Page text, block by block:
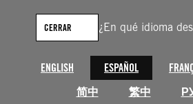
¿En qué idioma
ENGLISH ESPAÑOL
简中
繁中
CERRAR
contenido